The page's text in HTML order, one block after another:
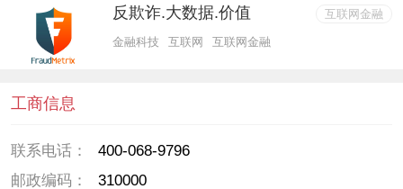
反欺诈.大数据.价值 互联网金融
金融科技 互联网 互联网金融
工商信息
联系电话：
400-068-9796
邮政编码：
310000